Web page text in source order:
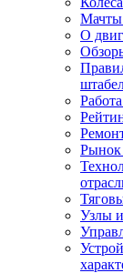
Мачты
О
Рынок
Узлы